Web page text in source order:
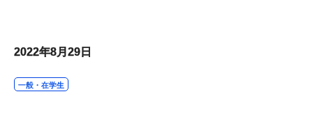
2022年8月29日
一般・在学生